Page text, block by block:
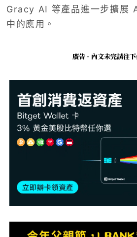
Gracy AI 等產品進一步擴展
中的應用。
廣告 - 內文未完請往